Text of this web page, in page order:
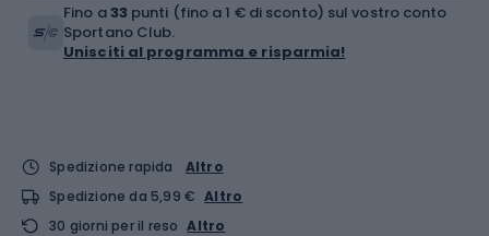
Fino a33 punti (fino a 1 € di sconto) sul vostro conto
Sportano Club.
Unisciti al programma e risparmia!
Spedizione rapida
Altro
Spedizione da 5,99 € Altro
30 giorni per il reso Altro